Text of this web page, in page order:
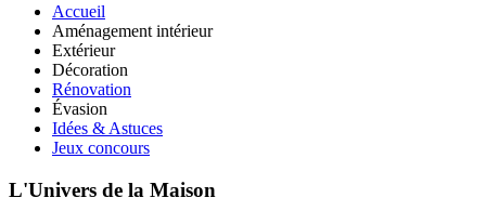
Accueil
Aménagement intérieur
Extérieur
Décoration
Rénovation
Évasion
Idées & Astuces
Jeux concours
L'Univers de la Maison